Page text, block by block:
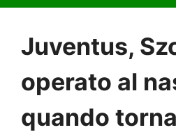
Juventus,
operato al
quando torna